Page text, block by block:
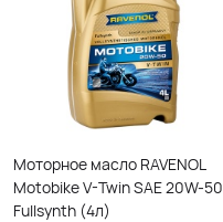
Моторное масло RAVENOL
Motobike V-Twin SAE 20W-50
Fullsynth (4л)